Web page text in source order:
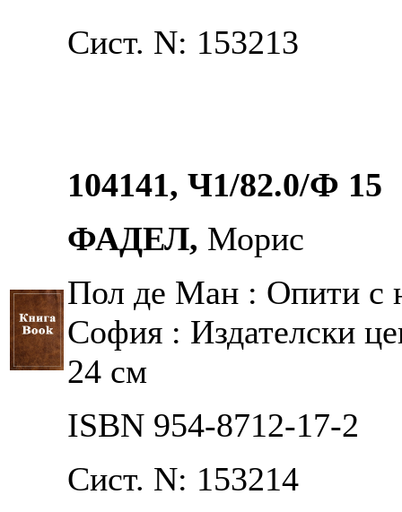
Сист. N: 153213
104141, Ч1/82.0/Ф 15
ФАДЕЛ, Морис
Пол де Ман : Опити с
София : Издателски
24 см
ISBN 954-8712-17-2
Сист. N: 153214